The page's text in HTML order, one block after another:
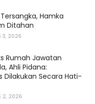
Hamka
Ditahan
3, 2026
Rumah Jawatan
Ahli Pidana:
Dilakukan Secara Hati-
2, 2026